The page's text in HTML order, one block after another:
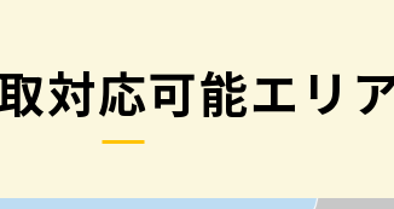
対応可能エリ